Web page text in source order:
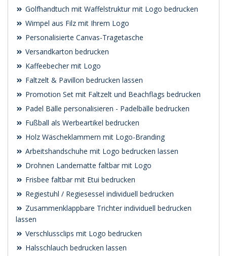
Golfhandtuch mit Waffelstruktur mit Logo bedrucken
Wimpel aus Filz mit Ihrem Logo
Personalisierte Canvas-Tragetasche
Versandkarton bedrucken
Kaffeebecher mit Logo
Faltzelt & Pavillon bedrucken lassen
Promotion Set mit Faltzelt und Beachflags bedrucken
Padel Bälle personalisieren - Padelbälle bedrucken
Fußball als Werbeartikel bedrucken
Holz Wäscheklammern mit Logo-Branding
Arbeitshandschuhe mit Logo bedrucken lassen
Drohnen Landematte faltbar mit Logo
Frisbee faltbar mit Etui bedrucken
Regiestuhl / Regiesessel individuell bedrucken
Zusammenklappbare Trichter individuell bedrucken
lassen
Verschlussclips mit Logo bedrucken
Halsschlauch bedrucken lassen